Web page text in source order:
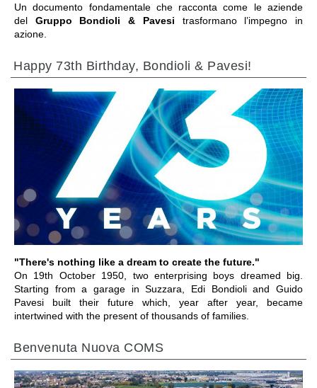
Un documento fondamentale che racconta come le aziende
del Gruppo Bondioli & Pavesi trasformano l’impegno in
azione.
Happy 73th Birthday, Bondioli & Pavesi!
"There's nothing like a dream to create the future."
On 19th October 1950, two enterprising boys dreamed big.
Starting from a garage in Suzzara, Edi Bondioli and Guido
Pavesi built their future which, year after year, became
intertwined with the present of thousands of families.
VAI ALLA SEZIONE
Benvenuta Nuova COMS